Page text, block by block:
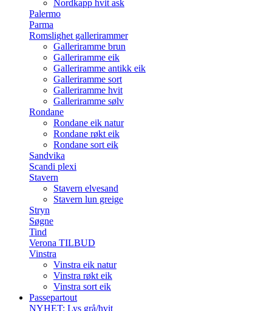
Nordkapp hvit ask
Palermo
Parma
Romslighet gallerirammer
Galleriramme brun
Galleriramme eik
Galleriramme antikk eik
Galleriramme sort
Galleriramme hvit
Galleriramme sølv
Rondane
Rondane eik natur
Rondane røkt eik
Rondane sort eik
Sandvika
Scandi plexi
Stavern
Stavern elvesand
Stavern lun greige
Stryn
Søgne
Tind
Verona TILBUD
Vinstra
Vinstra eik natur
Vinstra røkt eik
Vinstra sort eik
Passepartout
NYHET: Lys grå/hvit